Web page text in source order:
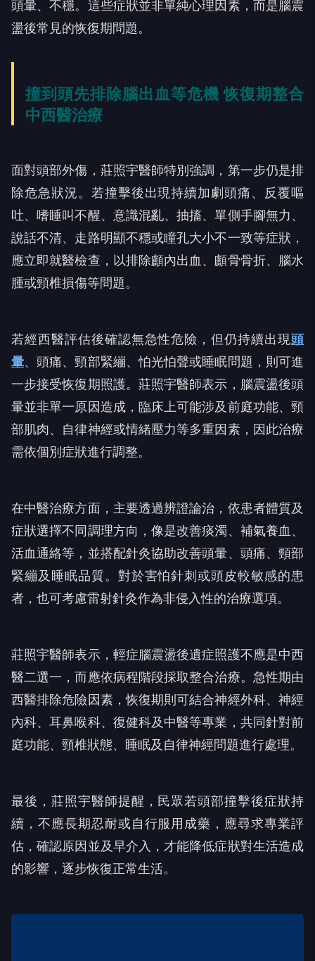
頭暈、不穩。這些症狀並非單純心理因素，而是腦震
盪後常見的恢復期問題。
撞到頭先排除腦出血等危機 恢復期整合
中西醫治療
面對頭部外傷，莊照宇醫師特別強調，第一步仍是排
除危急狀況。若撞擊後出現持續加劇頭痛、反覆嘔
吐、嗜睡叫不醒、意識混亂、抽搐、單側手腳無力、
說話不清、走路明顯不穩或瞳孔大小不一致等症狀，
應立即就醫檢查，以排除顱內出血、顱骨骨折、腦水
腫或頸椎損傷等問題。
若經西醫評估後確認無急性危險，但仍持續出現頭
暈、頭痛、頸部緊繃、怕光怕聲或睡眠問題，則可進
一步接受恢復期照護。莊照宇醫師表示，腦震盪後頭
暈並非單一原因造成，臨床上可能涉及前庭功能、頸
部肌肉、自律神經或情緒壓力等多重因素，因此治療
需依個別症狀進行調整。
在中醫治療方面，主要透過辨證論治，依患者體質及
症狀選擇不同調理方向，像是改善痰濁、補氣養血、
活血通絡等，並搭配針灸協助改善頭暈、頭痛、頸部
緊繃及睡眠品質。對於害怕針刺或頭皮較敏感的患
者，也可考慮雷射針灸作為非侵入性的治療選項。
莊照宇醫師表示，輕症腦震盪後遺症照護不應是中西
醫二選一，而應依病程階段採取整合治療。急性期由
西醫排除危險因素，恢復期則可結合神經外科、神經
內科、耳鼻喉科、復健科及中醫等專業，共同針對前
庭功能、頸椎狀態、睡眠及自律神經問題進行處理。
最後，莊照宇醫師提醒，民眾若頭部撞擊後症狀持
續，不應長期忍耐或自行服用成藥，應尋求專業評
估，確認原因並及早介入，才能降低症狀對生活造成
的影響，逐步恢復正常生活。